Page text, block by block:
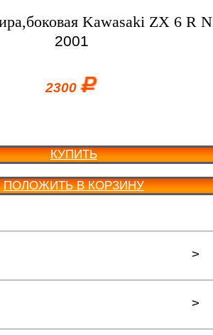
Kawasaki ZX 6 R
2001
2300
КУПИТЬ
ПОЛОЖИТЬ В КОРЗИНУ